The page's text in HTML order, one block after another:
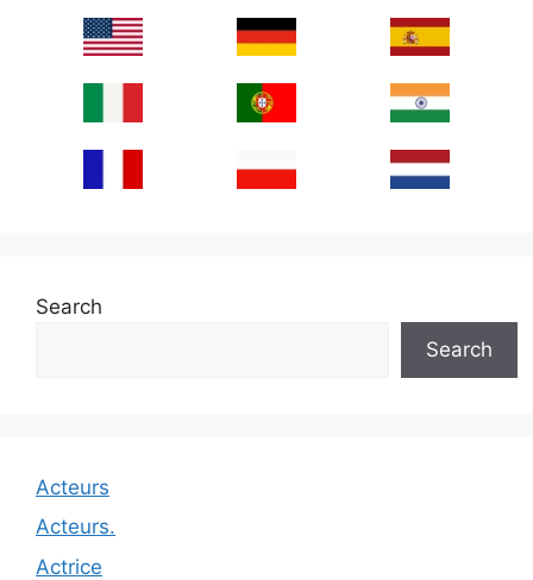
Search
Search
Acteurs
Acteurs.
Actrice